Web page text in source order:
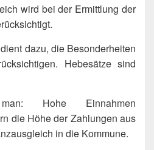
wird bei der Ermittlung der
dazu, die Besonderheiten
Hebesätze sind
Hohe Einnahmen
die Höhe der Zahlungen aus
in die Kommune.